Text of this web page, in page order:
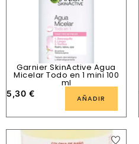
Garnier SkinActive Agua
Micelar Todo en 1 mini 100
ml
5,30 € AÑADIR